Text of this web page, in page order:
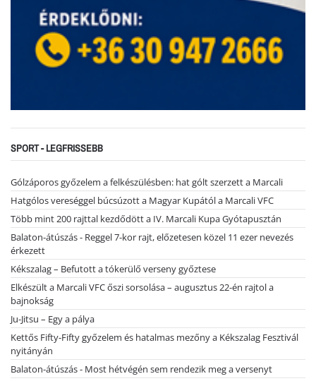
SPORT - LEGFRISSEBB
Gólzáporos győzelem a felkészülésben: hat gólt szerzett a Marcali
Hatgólos vereséggel búcsúzott a Magyar Kupától a Marcali VFC
Több mint 200 rajttal kezdődött a IV. Marcali Kupa Gyótapusztán
Balaton-átúszás - Reggel 7-kor rajt, előzetesen közel 11 ezer nevezés
érkezett
Kékszalag – Befutott a tókerülő verseny győztese
Elkészült a Marcali VFC őszi sorsolása – augusztus 22-én rajtol a
bajnokság
Ju-Jitsu – Egy a pálya
Kettős Fifty-Fifty győzelem és hatalmas mezőny a Kékszalag Fesztivál
nyitányán
Balaton-átúszás - Most hétvégén sem rendezik meg a versenyt